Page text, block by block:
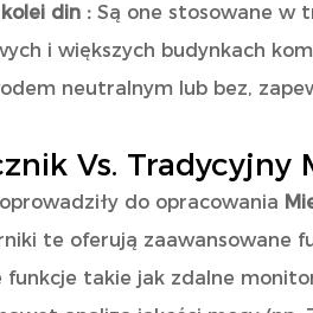
din :Są one stosowane w
i większych budynkach
neutralnym lub bez,
Vs. Tradycyjny
do ​​opracowania
te oferują zaawansowane
funkcje takie jak zdalne